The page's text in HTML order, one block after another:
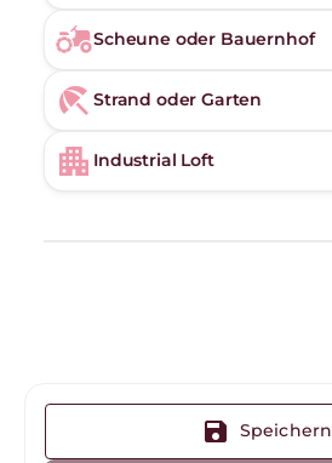
agricultureScheune oder Bauernhof
beach_access Strand oder Garten
apartment Industrial Loft
save Speichern